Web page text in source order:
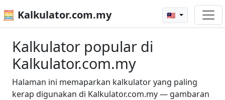
🧮 Kalkulator.com.my 🇲🇾
Kalkulator popular di
Kalkulator.com.my
Halaman ini memaparkan kalkulator yang paling
kerap digunakan di Kalkulator.com.my — gambaran